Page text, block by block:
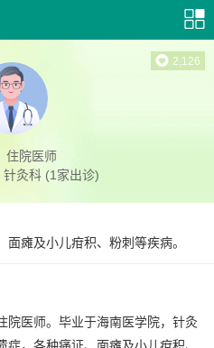
住院医师
针灸科 (1家出诊)
2,126
瘫及小儿疳积、粉刺等疾病。
院医师。毕业于海南医学院，针灸